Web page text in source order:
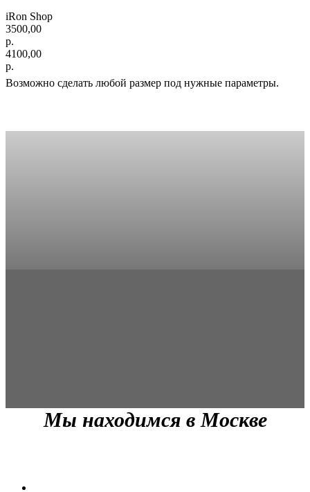
iRon Shop
3500,00
р.
4100,00
р.
Возможно сделать любой размер под нужные параметры.
Мы находимся в Москве